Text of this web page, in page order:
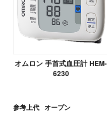
オムロン 手首式血圧計 HEM-
6230
参考上代 オープン